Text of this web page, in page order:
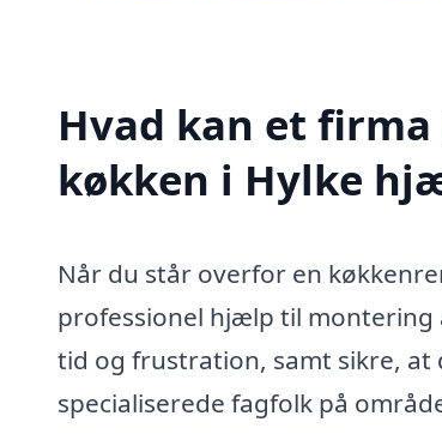
Hvad kan et
køkken i Hylke
Når du står overfor en
professionel hjælp til montering
tid og frustration, samt sikre,
specialiserede fagfolk på